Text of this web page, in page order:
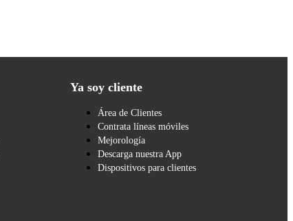
Ya soy cliente
Área de Clientes
Contrata líneas móviles
Mejorología
Descarga nuestra App
Dispositivos para clientes